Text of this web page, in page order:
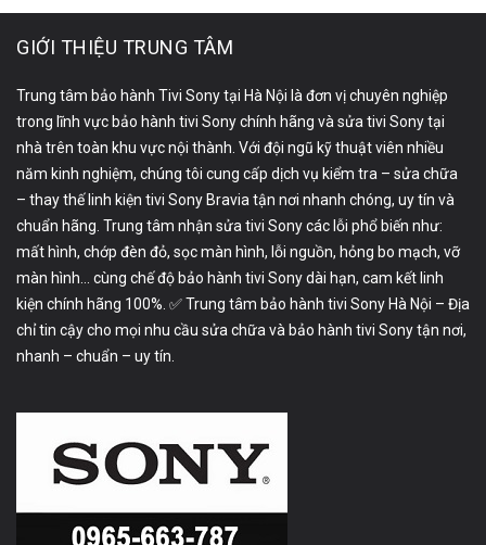
GIỚI THIỆU TRUNG TÂM
Trung tâm bảo hành Tivi Sony tại Hà Nội là đơn vị chuyên nghiệp
trong lĩnh vực bảo hành tivi Sony chính hãng và sửa tivi Sony tại
nhà trên toàn khu vực nội thành. Với đội ngũ kỹ thuật viên nhiều
năm kinh nghiệm, chúng tôi cung cấp dịch vụ kiểm tra – sửa chữa
– thay thế linh kiện tivi Sony Bravia tận nơi nhanh chóng, uy tín và
chuẩn hãng. Trung tâm nhận sửa tivi Sony các lỗi phổ biến như:
mất hình, chớp đèn đỏ, sọc màn hình, lỗi nguồn, hỏng bo mạch, vỡ
màn hình… cùng chế độ bảo hành tivi Sony dài hạn, cam kết linh
kiện chính hãng 100%. ✅ Trung tâm bảo hành tivi Sony Hà Nội – Địa
chỉ tin cậy cho mọi nhu cầu sửa chữa và bảo hành tivi Sony tận nơi,
nhanh – chuẩn – uy tín.